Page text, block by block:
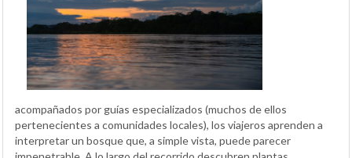
acompañados por guías especializados (muchos de ellos
pertenecientes a comunidades locales), los viajeros aprenden a
interpretar un bosque que, a simple vista, puede parecer